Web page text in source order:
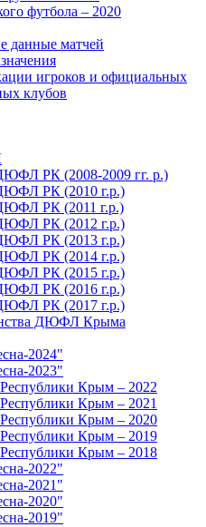
футбола – 2020
данные матчей
игроков и официальных
клубов
РК (2008-2009 гг. р.)
РК (2010 г.р.)
РК (2011 г.р.)
РК (2012 г.р.)
РК (2013 г.р.)
РК (2014 г.р.)
РК (2015 г.р.)
РК (2016 г.р.)
РК (2017 г.р.)
ДЮФЛ Крыма
2024"
2023"
Крым – 2022
Крым – 2021
Крым – 2020
Крым – 2019
Крым – 2018
2022"
2021"
2020"
2019"